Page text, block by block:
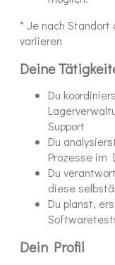
* Je nach Standort
variieren
Deine
Du
Support
Du
Prozesse im
Du
diese
Du planst,
Dein Profil